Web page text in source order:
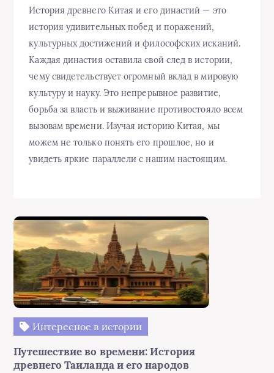
История древнего Китая и его династий — это
история удивительных побед и поражений,
культурных достижений и философских исканий.
Каждая династия оставила свой след в истории,
чему свидетельствует огромный вклад в мировую
культуру и науку. Это непрерывное развитие,
борьба за власть и выживание противостояло всем
вызовам времени. Изучая историю Китая, мы
можем не только понять его прошлое, но и
увидеть яркие параллели с нашим настоящим.
Интересное в истории
Путешествие во времени: История
древнего Таиланда и его народов